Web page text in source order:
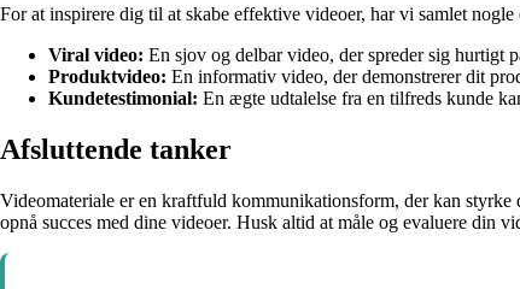
For at inspirere dig til at skabe effektive videoer, har vi samlet
Viral video: En sjov og delbar video, der spreder sig hurtigt
Produktvideo: En informativ video, der demonstrerer dit
Kundetestimonial: En ægte udtalelse fra en tilfreds kunde
Afsluttende tanker
Videomateriale er en kraftfuld kommunikationsform, der kan
opnå succes med dine videoer. Husk altid at måle og evaluere din